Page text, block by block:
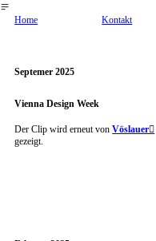
︎
Home
Kontakt
Septemer 2025
Vienna Design Week
Der Clip wird erneut vonVöslauer︎︎︎
gezeigt.